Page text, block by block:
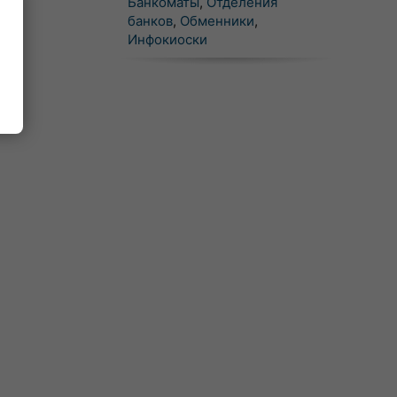
банков, Обменники,
Инфокиоски